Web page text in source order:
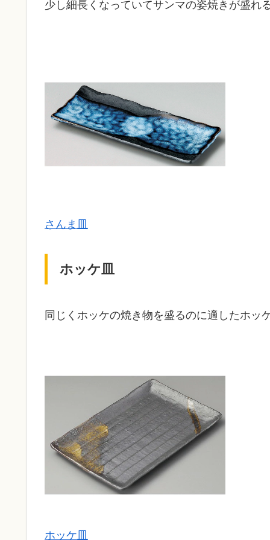
少し細長くなっていてサンマの姿焼きが盛れ
さんま皿
ホッケ皿
同じくホッケの焼き物を盛るのに適したホッ
ホッケ皿